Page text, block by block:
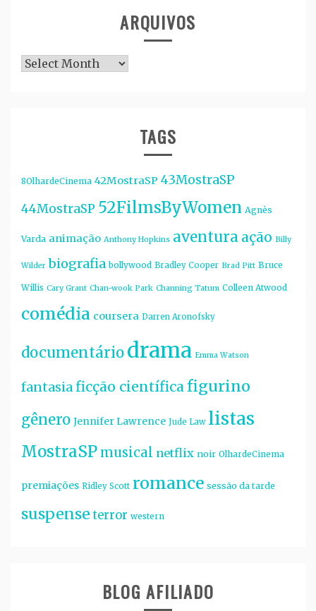
ARQUIVOS
Arquivos
TAGS
8OlhardeCinema 42MostraSP 43MostraSP
44MostraSP 52FilmsByWomen Agnès
Varda animação Anthony Hopkins aventura ação Billy
Wilder biografia bollywood Bradley Cooper Brad Pitt Bruce
Willis Cary Grant Chan-wook Park Channing Tatum Colleen Atwood
comédia coursera Darren Aronofsky
documentáriodrama Emma Watson
fantasiaficção científicafigurino
gênero Jennifer Lawrence Jude Law listas
MostraSP musical netflix noir OlhardeCinema
premiações Ridley Scott romance sessão da tarde
suspense terror western
BLOG AFILIADO